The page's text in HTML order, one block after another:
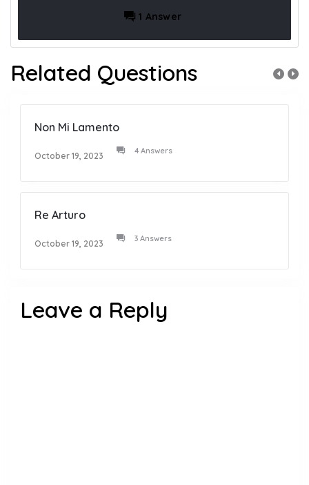
1 Answer
Related Questions
Non Mi Lamento
October 19, 2023 4 Answers
Re Arturo
October 19, 2023 3 Answers
Leave a Reply